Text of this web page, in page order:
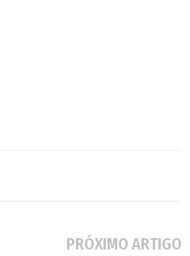
PRÓXIMO ARTIGO